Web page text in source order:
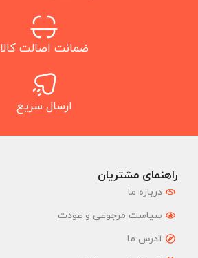
ضمانت اصالت کالا
ارسال سریع
راهنمای مشتریان
درباره ما
سیاست مرجوعی و عودت
آدرس ما